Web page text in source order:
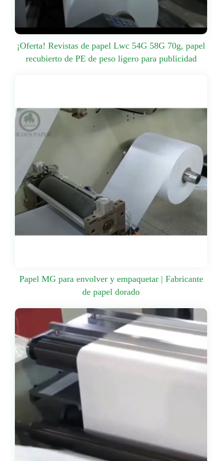
¡Oferta! Revistas de papel Lwc 54G 58G 70g, papel
recubierto de PE de peso ligero para publicidad
Papel MG para envolver y empaquetar | Fabricante
de papel dorado